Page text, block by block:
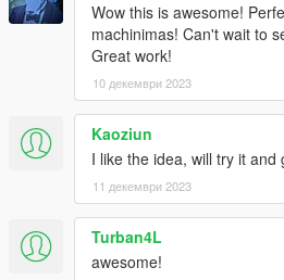
Wow this is awesome!
machinimas! Can't wait to
Great work!
10 декември 2023
Kaoziun
I like the idea, will try it and
11 декември 2023
Turban4L
awesome!